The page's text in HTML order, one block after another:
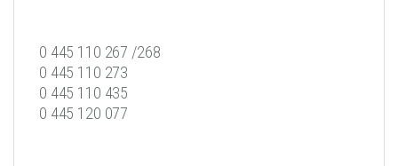
0 445 110 267 /268
0 445 110 273
0 445 110 435
0 445 120 077